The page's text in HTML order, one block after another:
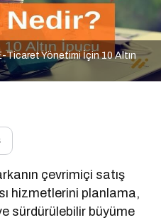
Ticaret Yönetimi İçin 10 Altın
çevrimiçi satış
hizmetlerini planlama,
sürdürülebilir büyüme